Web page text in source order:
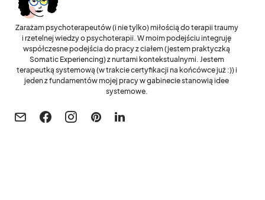
Zarażam psychoterapeutów (i nie tylko) miłością do terapii traumy
i rzetelnej wiedzy o psychoterapii. W moim podejściu integruję
współczesne podejścia do pracy z ciałem (jestem praktyczką
Somatic Experiencing) z nurtami kontekstualnymi. Jestem
terapeutką systemową (w trakcie certyfikacji na końcówce już :)) i
jeden z fundamentów mojej pracy w gabinecie stanowią idee
systemowe.